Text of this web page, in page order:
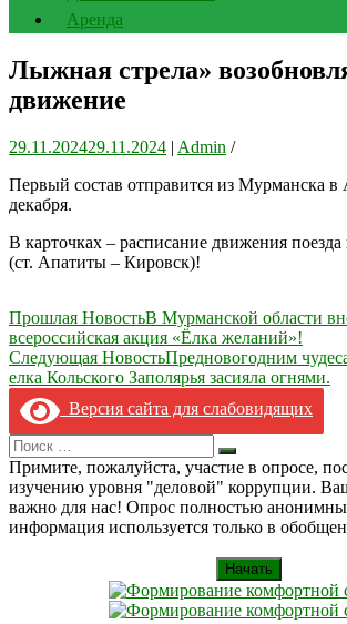
Аренда
Лыжная стрела»
движение
29.11.202429.11.2024 | Admin /
Первый состав отправится из Мурманска
декабря.
В карточках – расписание движения
(ст. Апатиты – Кировск)!
Навигация
по
записям
Прошлая НовостьВ Мурманской области
всероссийская акция «Ёлка желаний»!
Следующая НовостьПредновогодним
елка Кольского Заполярья засияла огнями.
Версия сайта для слабовидящих
Search
for:
Искать
Примите, пожалуйста, участие в опросе,
изучению уровня "деловой" коррупции.
важно для нас! Опрос полностью
информация используется только в
Начать